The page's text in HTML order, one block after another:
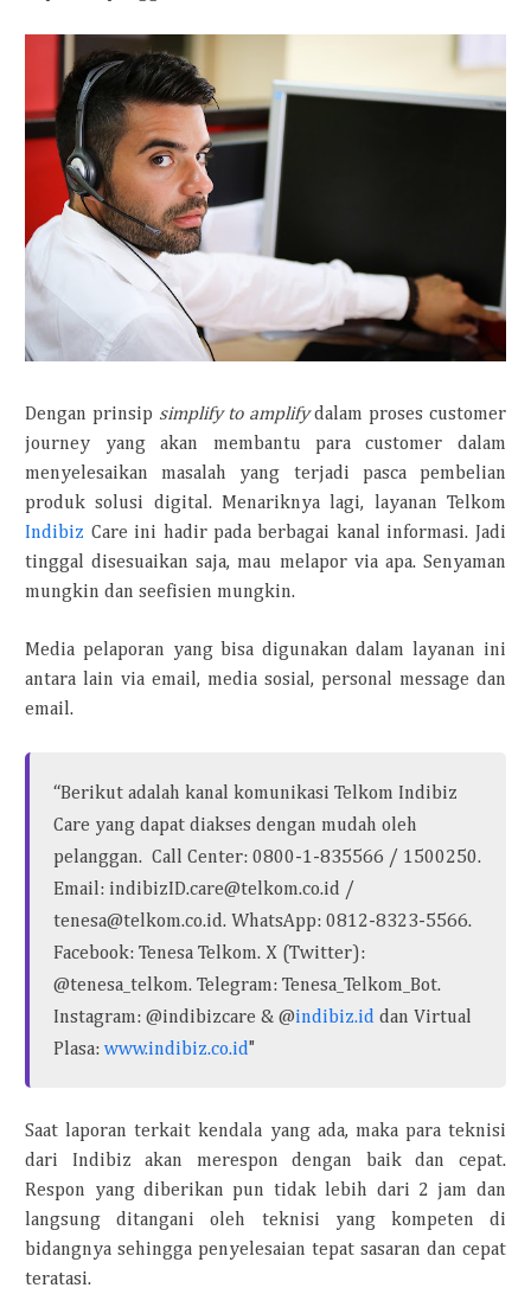
Dengan prinsip simplify to amplifydalam proses customer
journey yang akan membantu para customer dalam
menyelesaikan masalah yang terjadi pasca pembelian
produk solusi digital. Menariknya lagi, layanan Telkom
Indibiz Care ini hadir pada berbagai kanal informasi. Jadi
tinggal disesuaikan saja, mau melapor via apa. Senyaman
mungkin dan seefisien mungkin.
Media pelaporan yang bisa digunakan dalam layanan ini
antara lain via email, media sosial, personal message dan
email.
“Berikut adalah kanal komunikasi Telkom Indibiz
Care yang dapat diakses dengan mudah oleh
pelanggan. Call Center: 0800-1-835566 / 1500250.
Email: indibizID.care@telkom.co.id /
tenesa@telkom.co.id. WhatsApp: 0812-8323-5566.
Facebook: Tenesa Telkom. X (Twitter):
@tenesa_telkom. Telegram: Tenesa_Telkom_Bot.
Instagram: @indibizcare & @indibiz.id dan Virtual
Plasa: www.indibiz.co.id"
Saat laporan terkait kendala yang ada, maka para teknisi
dari Indibiz akan merespon dengan baik dan cepat.
Respon yang diberikan pun tidak lebih dari 2 jam dan
langsung ditangani oleh teknisi yang kompeten di
bidangnya sehingga penyelesaian tepat sasaran dan cepat
teratasi.